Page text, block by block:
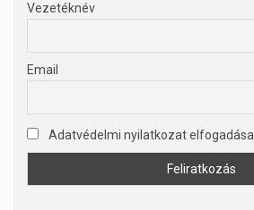
Vezetéknév
Email
Adatvédelmi nyilatkozat elfogadása